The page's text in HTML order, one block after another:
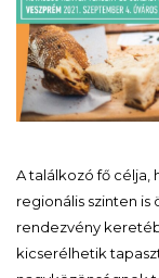
A találkozó fő célja,
regionális szinten is
rendezvény
kicserélhetik